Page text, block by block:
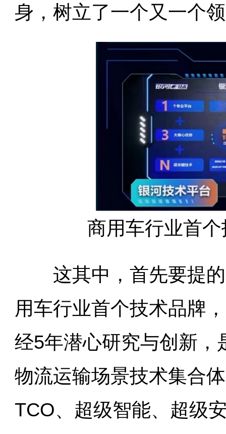
身，树立了一个又一个
商用车行业首个
这其中，首先要提的
用车行业首个技术品牌
经5年潜心研究与创新，
物流运输场景技术集合
TCO、超级智能、超级